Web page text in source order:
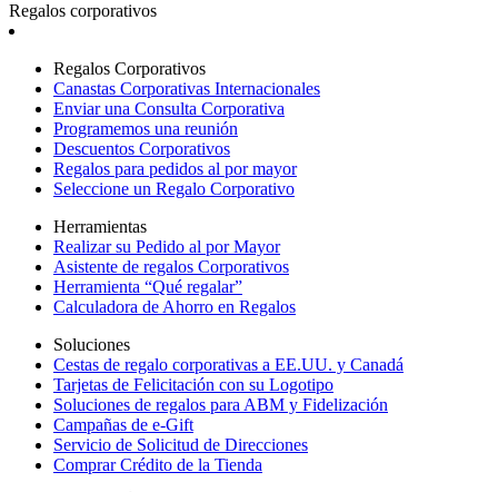
Regalos corporativos
Regalos Corporativos
Canastas Corporativas Internacionales
Enviar una Consulta Corporativa
Programemos una reunión
Descuentos Corporativos
Regalos para pedidos al por mayor
Seleccione un Regalo Corporativo
Herramientas
Realizar su Pedido al por Mayor
Asistente de regalos Corporativos
Herramienta “Qué regalar”
Calculadora de Ahorro en Regalos
Soluciones
Cestas de regalo corporativas a EE.UU. y Canadá
Tarjetas de Felicitación con su Logotipo
Soluciones de regalos para ABM y Fidelización
Campañas de e-Gift
Servicio de Solicitud de Direcciones
Comprar Crédito de la Tienda